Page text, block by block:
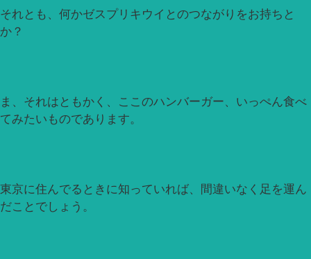
それとも、何かゼスプリキウイとのつながりをお持ちと
か？
ま、それはともかく、ここのハンバーガー、いっぺん食べ
てみたいものであります。
東京に住んでるときに知っていれば、間違いなく足を運ん
だことでしょう。